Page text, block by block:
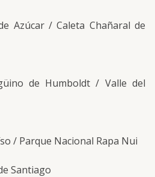
Azúcar / Caleta Chañaral de
de Humboldt / Valle del
/ Parque Nacional Rapa Nui
Santiago